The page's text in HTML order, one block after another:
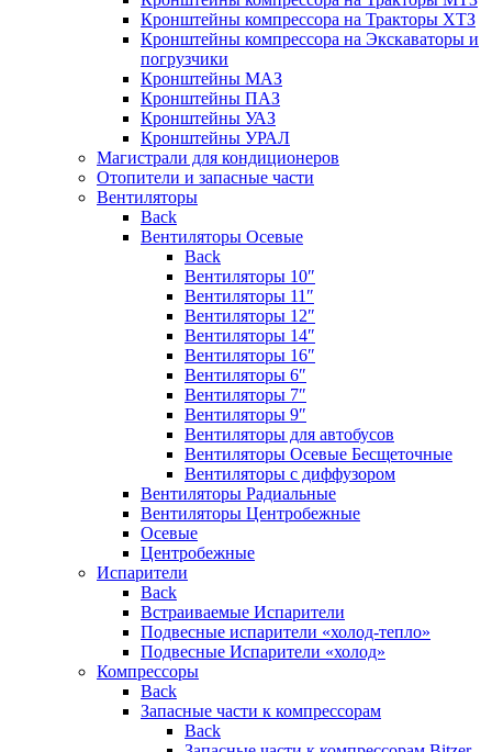
Кронштейны компрессора на Тракторы ХТЗ
Кронштейны компрессора на Экскаваторы и
погрузчики
Кронштейны МАЗ
Кронштейны ПАЗ
Кронштейны УАЗ
Кронштейны УРАЛ
Магистрали для кондиционеров
Отопители и запасные части
Вентиляторы
Back
Вентиляторы Осевые
Back
Вентиляторы 10″
Вентиляторы 11″
Вентиляторы 12″
Вентиляторы 14″
Вентиляторы 16″
Вентиляторы 6″
Вентиляторы 7″
Вентиляторы 9″
Вентиляторы для автобусов
Вентиляторы Осевые Бесщеточные
Вентиляторы с диффузором
Вентиляторы Радиальные
Вентиляторы Центробежные
Осевые
Центробежные
Испарители
Back
Встраиваемые Испарители
Подвесные испарители «холод-тепло»
Подвесные Испарители «холод»
Компрессоры
Back
Запасные части к компрессорам
Back